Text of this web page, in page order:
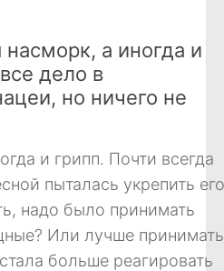
а иногда и
дело в
но ничего не
и грипп. Почти всегда
пыталась укрепить его
надо было принимать
Или лучше принимать
больше реагировать